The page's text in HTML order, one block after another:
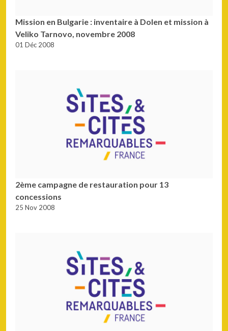
Mission en Bulgarie : inventaire à Dolen et mission à
Veliko Tarnovo, novembre 2008
01 Déc 2008
2ème campagne de restauration pour 13
concessions
25 Nov 2008